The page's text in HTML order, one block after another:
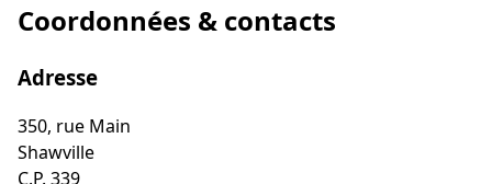
Coordonnées & contacts
Adresse
350, rue Main
Shawville
C.P. 339